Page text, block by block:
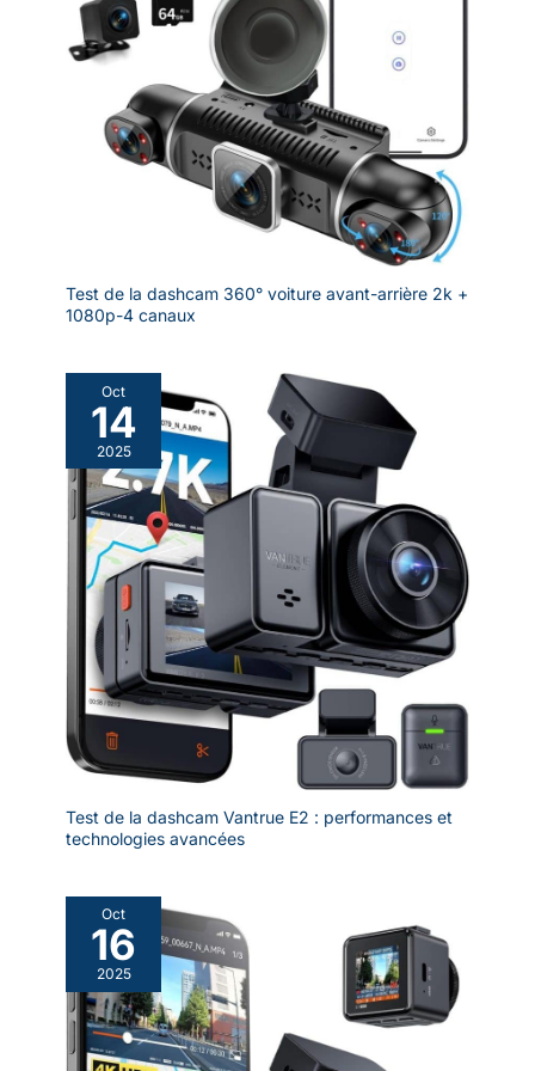
Test de la dashcam 360° voiture avant-arrière 2k +
1080p-4 canaux
Oct
14
2025
Test de la dashcam Vantrue E2 : performances et
technologies avancées
Oct
16
2025